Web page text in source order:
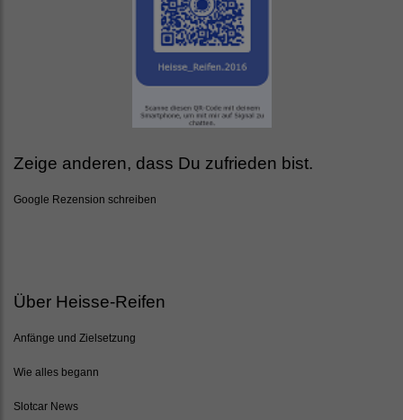
Zeige anderen, dass Du zufrieden bist.
Google Rezension schreiben
Über Heisse-Reifen
Anfänge und Zielsetzung
Wie alles begann
Slotcar News